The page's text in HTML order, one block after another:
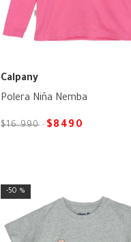
Calpany
Polera Niña Nemba
$16.990 $8490
50 %